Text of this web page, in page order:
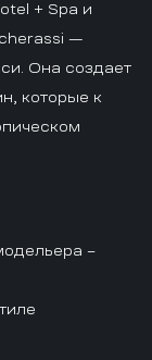
+ Spa и
—
Она создает
которые к
–